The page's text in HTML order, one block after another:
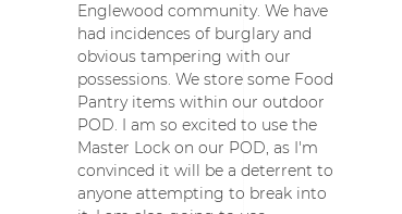
Englewood community. We have
had incidences of burglary and
obvious tampering with our
possessions. We store some Food
Pantry items within our outdoor
POD. I am so excited to use the
Master Lock on our POD, as I'm
convinced it will be a deterrent to
anyone attempting to break into